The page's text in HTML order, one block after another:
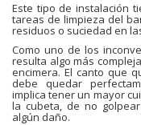
Este tipo de instalación
tareas de limpieza del
residuos o suciedad en
Como uno de los
resulta algo más
encimera. El canto que
debe quedar
implica tener un mayor
la cubeta, de no
algún daño.